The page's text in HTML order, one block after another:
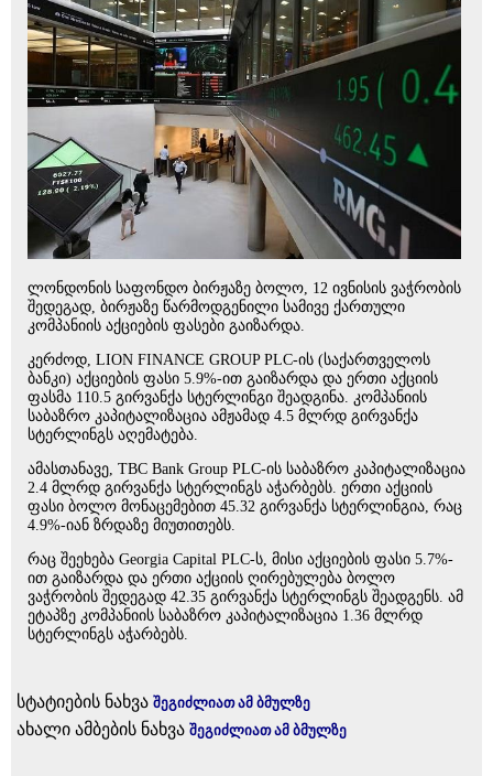
ლონდონის საფონდო ბირჟაზე ბოლო, 12 ივნისის ვაჭრობის
შედეგად, ბირჟაზე წარმოდგენილი სამივე ქართული
კომპანიის აქციების ფასები გაიზარდა.
კერძოდ, LION FINANCE GROUP PLC-ის (საქართველოს
ბანკი) აქციების ფასი 5.9%-ით გაიზარდა და ერთი აქციის
ფასმა 110.5 გირვანქა სტერლინგი შეადგინა. კომპანიის
საბაზრო კაპიტალიზაცია ამჟამად 4.5 მლრდ გირვანქა
სტერლინგს აღემატება.
ამასთანავე, TBC Bank Group PLC-ის საბაზრო კაპიტალიზაცია
2.4 მლრდ გირვანქა სტერლინგს აჭარბებს. ერთი აქციის
ფასი ბოლო მონაცემებით 45.32 გირვანქა სტერლინგია, რაც
4.9%-იან ზრდაზე მიუთითებს.
რაც შეეხება Georgia Capital PLC-ს, მისი აქციების ფასი 5.7%-
ით გაიზარდა და ერთი აქციის ღირებულება ბოლო
ვაჭრობის შედეგად 42.35 გირვანქა სტერლინგს შეადგენს. ამ
ეტაპზე კომპანიის საბაზრო კაპიტალიზაცია 1.36 მლრდ
სტერლინგს აჭარბებს.
სტატიების ნახვა შეგიძლიათ ამ ბმულზე
ახალი ამბების ნახვა შეგიძლიათ ამ ბმულზე